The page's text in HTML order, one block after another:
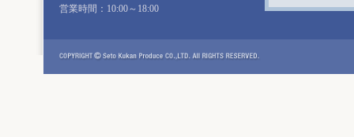
営業時間：10:00～18:00